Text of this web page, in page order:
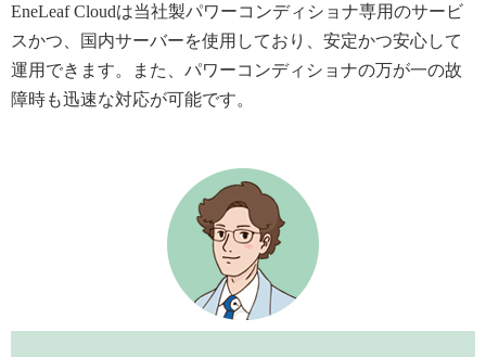
EneLeaf Cloudは当社製パワーコンディショナ専用のサービ
スかつ、国内サーバーを使用しており、安定かつ安心して
運用できます。また、パワーコンディショナの万が一の故
障時も迅速な対応が可能です。